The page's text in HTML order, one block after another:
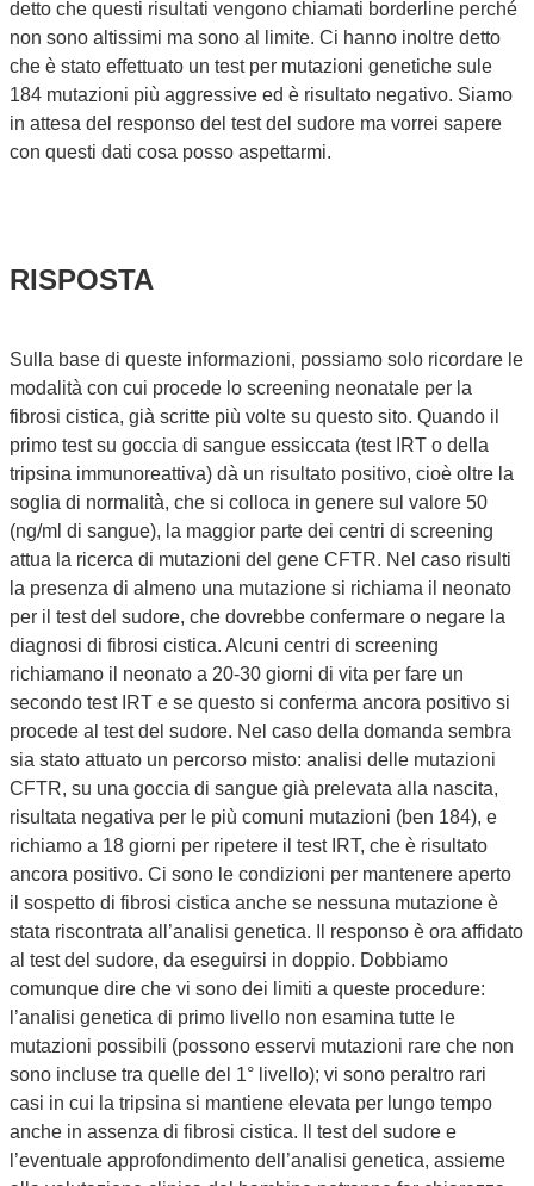
detto che questi risultati vengono chiamati borderline perché
non sono altissimi ma sono al limite. Ci hanno inoltre detto
che è stato effettuato un test per mutazioni genetiche sule
184 mutazioni più aggressive ed è risultato negativo. Siamo
in attesa del responso del test del sudore ma vorrei sapere
con questi dati cosa posso aspettarmi.
RISPOSTA
Sulla base di queste informazioni, possiamo solo ricordare le
modalità con cui procede lo screening neonatale per la
fibrosi cistica, già scritte più volte su questo sito. Quando il
primo test su goccia di sangue essiccata (test IRT o della
tripsina immunoreattiva) dà un risultato positivo, cioè oltre la
soglia di normalità, che si colloca in genere sul valore 50
(ng/ml di sangue), la maggior parte dei centri di screening
attua la ricerca di mutazioni del gene CFTR. Nel caso risulti
la presenza di almeno una mutazione si richiama il neonato
per il test del sudore, che dovrebbe confermare o negare la
diagnosi di fibrosi cistica. Alcuni centri di screening
richiamano il neonato a 20-30 giorni di vita per fare un
secondo test IRT e se questo si conferma ancora positivo si
procede al test del sudore. Nel caso della domanda sembra
sia stato attuato un percorso misto: analisi delle mutazioni
CFTR, su una goccia di sangue già prelevata alla nascita,
risultata negativa per le più comuni mutazioni (ben 184), e
richiamo a 18 giorni per ripetere il test IRT, che è risultato
ancora positivo. Ci sono le condizioni per mantenere aperto
il sospetto di fibrosi cistica anche se nessuna mutazione è
stata riscontrata all’analisi genetica. Il responso è ora affidato
al test del sudore, da eseguirsi in doppio. Dobbiamo
comunque dire che vi sono dei limiti a queste procedure:
l’analisi genetica di primo livello non esamina tutte le
mutazioni possibili (possono esservi mutazioni rare che non
sono incluse tra quelle del 1° livello); vi sono peraltro rari
casi in cui la tripsina si mantiene elevata per lungo tempo
anche in assenza di fibrosi cistica. Il test del sudore e
l’eventuale approfondimento dell’analisi genetica, assieme